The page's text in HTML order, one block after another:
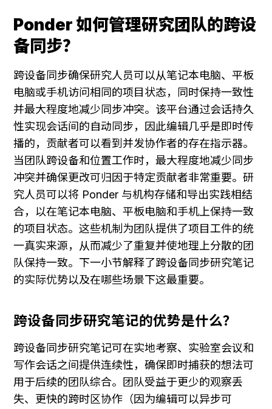
Ponder 如何管理研究团队的跨设
备同步？
跨设备同步确保研究人员可以从笔记本电脑、平板
电脑或手机访问相同的项目状态，同时保持一致性
并最大程度地减少同步冲突。该平台通过会话持久
性实现会话间的自动同步，因此编辑几乎是即时传
播的，贡献者可以看到并发协作者的存在指示器。
当团队跨设备和位置工作时，最大程度地减少同步
冲突并确保更改可归因于特定贡献者非常重要。研
究人员可以将 Ponder 与机构存储和导出实践相结
合，以在笔记本电脑、平板电脑和手机上保持一致
的项目状态。这些机制为团队提供了项目工件的统
一真实来源，从而减少了重复并使地理上分散的团
队保持一致。下一小节解释了跨设备同步研究笔记
的实际优势以及在哪些场景下这最重要。
跨设备同步研究笔记的优势是什么？
跨设备同步研究笔记可在实地考察、实验室会议和
写作会话之间提供连续性，确保即时捕获的想法可
用于后续的团队综合。团队受益于更少的观察丢
失、更快的跨时区协作（因为编辑可以异步可